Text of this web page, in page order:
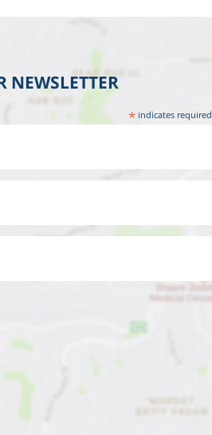
NEWSLETTER
*indicates required